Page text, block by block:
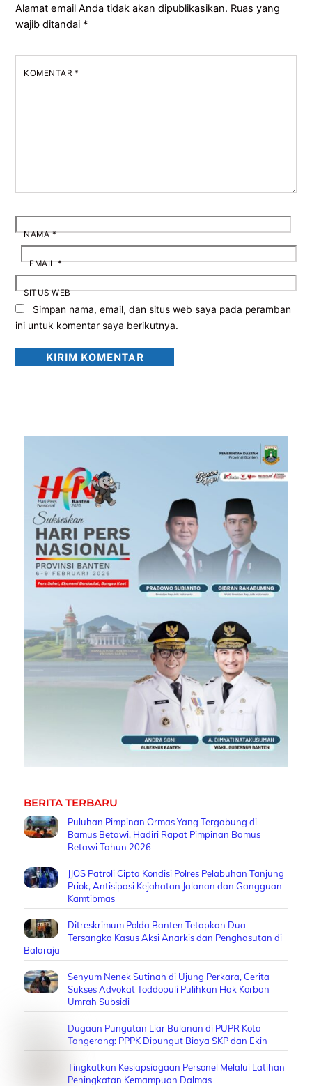
Alamat email Anda tidak akan dipublikasikan. Ruas yang
wajib ditandai *
KOMENTAR *
NAMA*
EMAIL*
SITUS WEB
Simpan nama, email, dan situs web saya pada peramban
ini untuk komentar saya berikutnya.
BERITA TERBARU
Puluhan Pimpinan Ormas Yang Tergabung di
Bamus Betawi, Hadiri Rapat Pimpinan Bamus
Betawi Tahun 2026
JJOS Patroli Cipta Kondisi Polres Pelabuhan Tanjung
Priok, Antisipasi Kejahatan Jalanan dan Gangguan
Kamtibmas
Ditreskrimum Polda Banten Tetapkan Dua
Tersangka Kasus Aksi Anarkis dan Penghasutan di
Balaraja
Senyum Nenek Sutinah di Ujung Perkara, Cerita
Sukses Advokat Toddopuli Pulihkan Hak Korban
Umrah Subsidi
Dugaan Pungutan Liar Bulanan di PUPR Kota
Tangerang: PPPK Dipungut Biaya SKP dan Ekin
Tingkatkan Kesiapsiagaan Personel Melalui Latihan
Peningkatan Kemampuan Dalmas